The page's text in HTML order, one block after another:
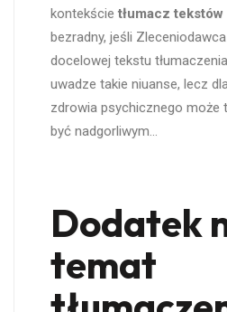
kontekście tłumacz
bezradny, jeśli
docelowej tekstu
uwadze takie niuanse, lecz
zdrowia psychicznego może
być nadgorliwym…
Dodatek
temat